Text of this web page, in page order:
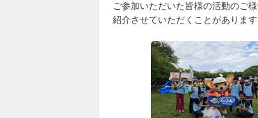
ご参加いただいた皆様の活動のご
紹介させていただくことがあります